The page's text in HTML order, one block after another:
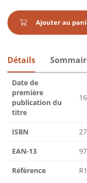
Ajouter au
Détails
Date de
première
publication du
titre
ISBN
EAN-13
Référence